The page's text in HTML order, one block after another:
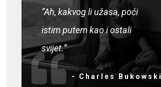
“Ah, kakvog li užasa, poći
istim putem kao i ostali
svijet.”
- Charles Bukowski